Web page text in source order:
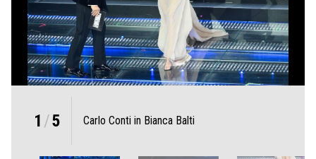
1 /5 Carlo Conti in Bianca Balti